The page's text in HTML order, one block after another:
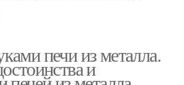
печи из металла.
и